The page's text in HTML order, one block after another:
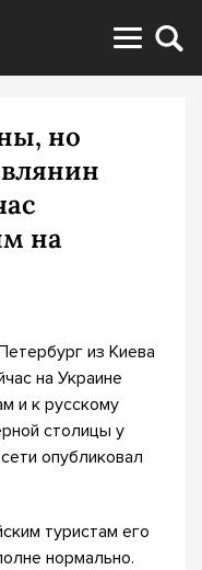
но
на
из Киева
на Украине
и к русскому
столицы у
опубликовал
туристам его
нормально.